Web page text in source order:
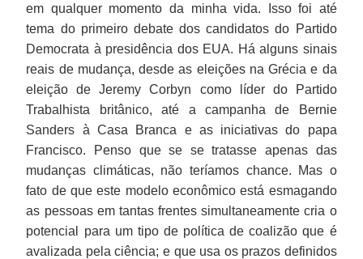
em qualquer momento da minha vida. Isso foi até
tema do primeiro debate dos candidatos do Partido
Democrata à presidência dos EUA. Há alguns sinais
reais de mudança, desde as eleições na Grécia e da
eleição de Jeremy Corbyn como líder do Partido
Trabalhista britânico, até a campanha de Bernie
Sanders à Casa Branca e as iniciativas do papa
Francisco. Penso que se se tratasse apenas das
mudanças climáticas, não teríamos chance. Mas o
fato de que este modelo econômico está esmagando
as pessoas em tantas frentes simultaneamente cria o
potencial para um tipo de política de coalizão que é
avalizada pela ciência; e que usa os prazos definidos